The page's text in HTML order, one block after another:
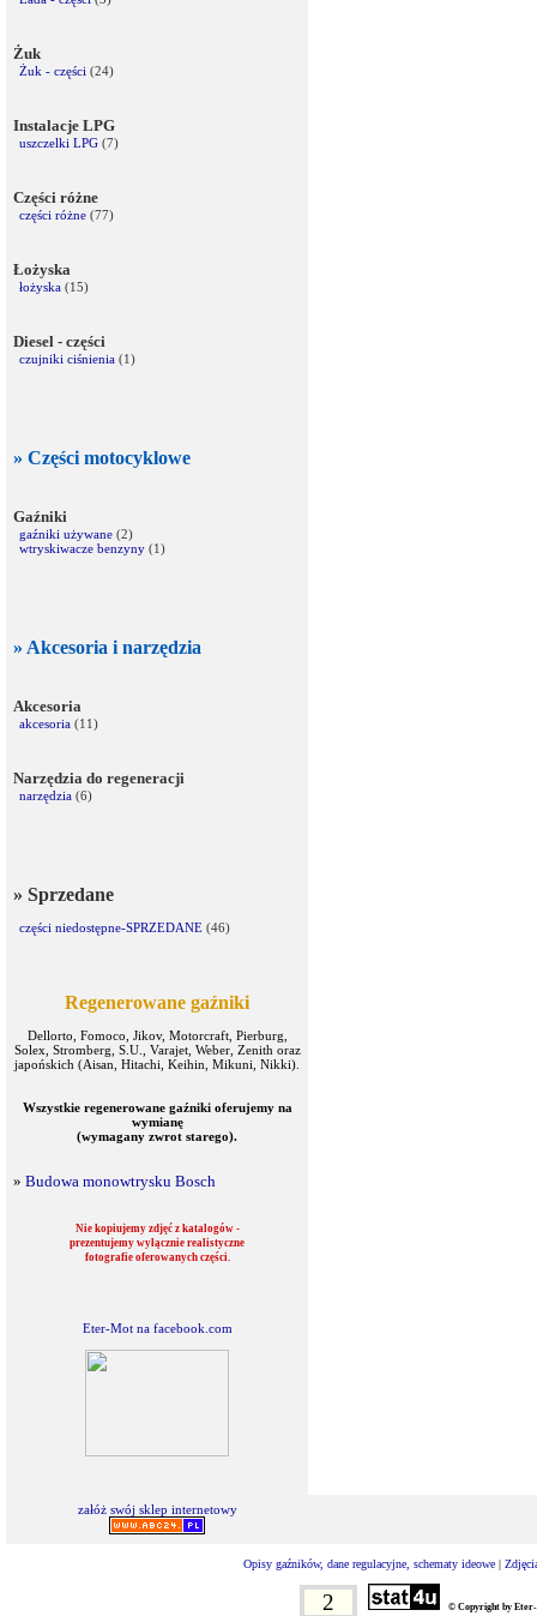
Żuk
Żuk - części (24)
Instalacje LPG
uszczelki LPG (7)
Części różne
części różne (77)
Łożyska
łożyska (15)
Diesel - części
czujniki ciśnienia (1)
» Części motocyklowe
Gaźniki
gaźniki używane (2)
wtryskiwacze benzyny (1)
» Akcesoria i narzędzia
Akcesoria
akcesoria (11)
Narzędzia do regeneracji
narzędzia (6)
» Sprzedane
części niedostępne-SPRZEDANE (46)
Regenerowane gaźniki
Dellorto, Fomoco, Jikov, Motorcraft, Pierburg,
Solex, Stromberg, S.U., Varajet, Weber, Zenith oraz
japońskich (Aisan, Hitachi, Keihin, Mikuni, Nikki).
Wszystkie regenerowane gaźniki oferujemy na
wymianę
(wymagany zwrot starego).
» Budowa monowtrysku Bosch
Nie kopiujemy zdjęć z katalogów -
prezentujemy wyłącznie realistyczne
fotografie oferowanych części.
Eter-Mot na facebook.com
załóż swój sklep internetowy
Opisy gaźników, dane regulacyjne, schematy ideowe |
2 © Copyright by